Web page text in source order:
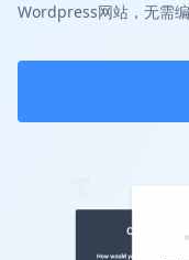
Wordpress网站，无需编